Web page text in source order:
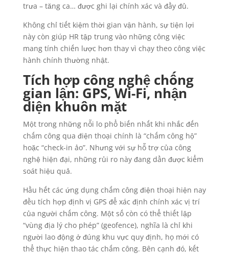
trưa – tăng ca… được ghi lại chính xác và đầy đủ.
Không chỉ tiết kiệm thời gian vận hành, sự tiện lợi
này còn giúp HR tập trung vào những công việc
mang tính chiến lược hơn thay vì chạy theo công việc
hành chính thường nhật.
Tích hợp công nghệ chống
gian lận: GPS, Wi-Fi, nhận
diện khuôn mặt
Một trong những nỗi lo phổ biến nhất khi nhắc đến
chấm công qua điện thoại chính là “chấm công hộ”
hoặc “check-in ảo”. Nhưng với sự hỗ trợ của công
nghệ hiện đại, những rủi ro này đang dần được kiểm
soát hiệu quả.
Hầu hết các ứng dụng chấm công điện thoại hiện nay
đều tích hợp định vị GPS để xác định chính xác vị trí
của người chấm công. Một số còn có thể thiết lập
“vùng địa lý cho phép” (geofence), nghĩa là chỉ khi
người lao động ở đúng khu vực quy định, họ mới có
thể thực hiện thao tác chấm công. Bên cạnh đó, kết